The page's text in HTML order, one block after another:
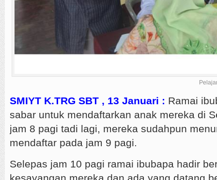
SMIYT K.TRG SBT , 13 Januari : Ramai
sabar untuk mendaftarkan anak mereka di
jam 8 pagi tadi lagi, mereka sudahpun
mendaftar pada jam 9 pagi.
Selepas jam 10 pagi ramai ibubapa hadir